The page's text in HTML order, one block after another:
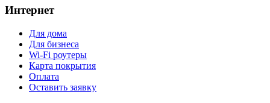
Интернет
Для дома
Для бизнеса
Wi-Fi роутеры
Карта покрытия
Оплата
Оставить заявку